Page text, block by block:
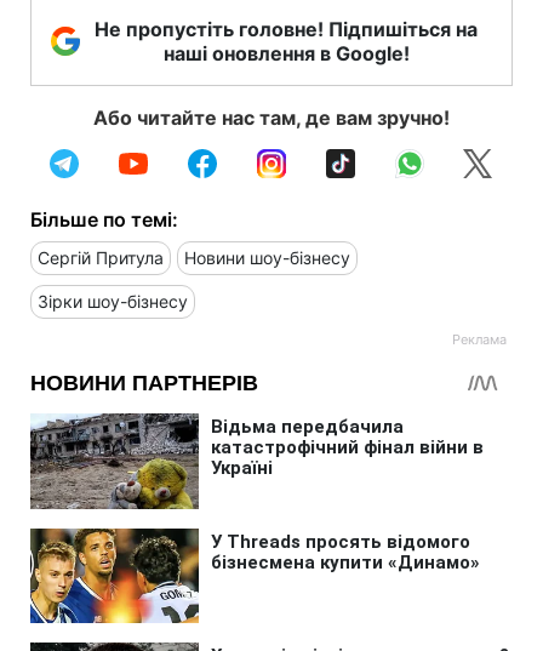
Не пропустіть головне! Підпишіться на
наші оновлення в Google!
Або читайте нас там, де вам зручно!
Більше по темі:
Сергій Притула Новини шоу-бізнесу
Зірки шоу-бізнесу